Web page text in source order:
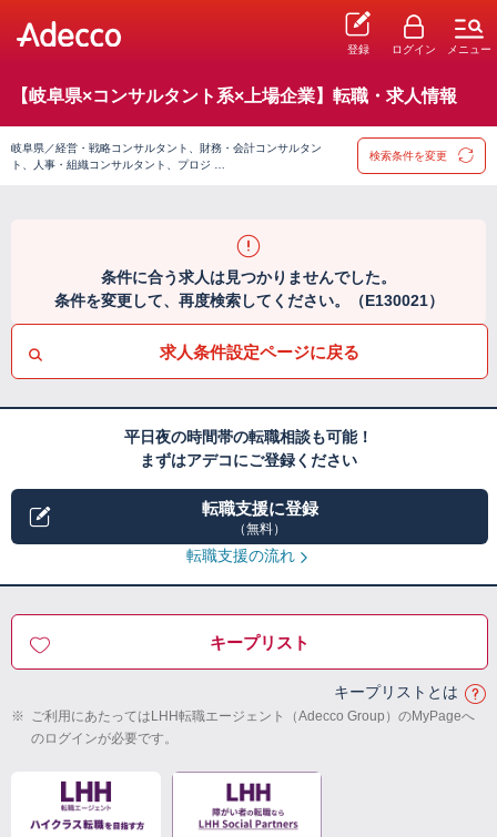
登録 ログイン メニュー
【岐阜県×コンサルタント系×上場企業】転職・求人情報
岐阜県／経営・戦略コンサルタント、財務・会計コンサルタン
ト、人事・組織コンサルタント、プロジ …
検索条件を変更
条件に合う求人は見つかりませんでした。
条件を変更して、再度検索してください。（E130021）
求人条件設定ページに戻る
平日夜の時間帯の転職相談も可能！
まずはアデコにご登録ください
転職支援に登録
（無料）
転職支援の流れ
キープリスト
キープリストとは
※ ご利用にあたってはLHH転職エージェント（Adecco Group）のMyPageへ
のログインが必要です。